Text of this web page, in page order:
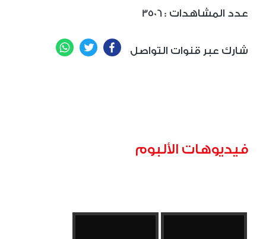
3506 : عدد المشاهدات
شارك عبر قنوات التواصل Facebook
Twitter
فيديوهات الألبوم